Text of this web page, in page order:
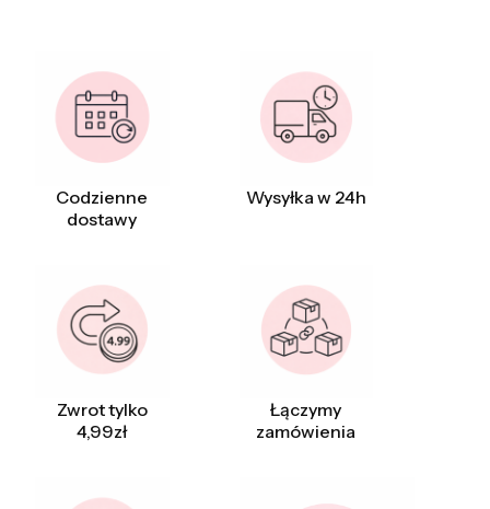
Codzienne
dostawy
Wysyłka w 24h
Zwrot tylko
4,99zł
Łączymy
zamówienia